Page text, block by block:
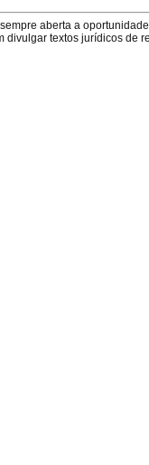
aberta a
divulgar textos jurídicos de